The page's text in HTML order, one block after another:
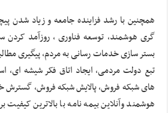
همچنین با رشد فزاینده جامعه و زیاد شدن
گری هوشمند، توسعه فناوری ، روزآمد
بستر سازی خدمات رسانی به مردم، پیگیری
تبع دولت مردمی، ایجاد اتاق فکر شیشه ای،
های شبکه فروش، پالایش شبکه فروش،
هوشمند وآنلاین بیمه نامه با بالاترین